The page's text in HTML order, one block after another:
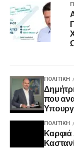
ΠΟΛΙΤΙΚΉ
που
ΠΟΛΙΤΙΚΉ
Καρφιά